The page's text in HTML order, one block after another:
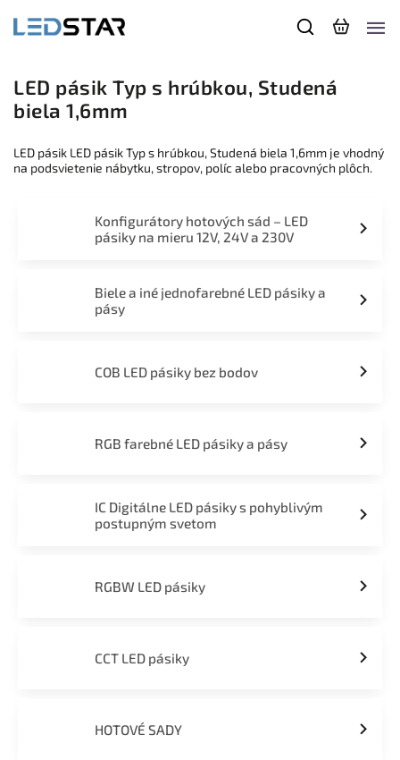
LED pásik Typ s hrúbkou, Studená
biela 1,6mm
LED pásik LED pásik Typ s hrúbkou, Studená biela 1,6mm je vhodný
na podsvietenie nábytku, stropov, políc alebo pracovných plôch.
Konfigurátory hotových sád – LED
pásiky na mieru 12V, 24V a 230V
Biele a iné jednofarebné LED pásiky a
pásy
COB LED pásiky bez bodov
RGB farebné LED pásiky a pásy
IC Digitálne LED pásiky s pohyblivým
postupným svetom
RGBW LED pásiky
CCT LED pásiky
HOTOVÉ SADY